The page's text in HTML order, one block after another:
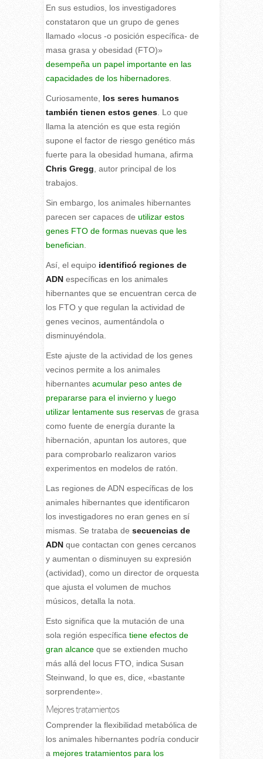
En sus estudios, los investigadores
constataron que un grupo de genes
llamado «locus -o posición específica- de
masa grasa y obesidad (FTO)»
desempeña un papel importante en las
capacidades de los hibernadores.
Curiosamente,
los seres humanos
también tienen estos genes. Lo que
llama la atención es que esta región
supone el factor de riesgo genético más
fuerte para la obesidad humana, afirma
Chris Gregg , autor principal de los
trabajos.
Sin embargo, los animales hibernantes
parecen ser capaces de utilizar estos
genes FTO de formas nuevas que les
benefician
Así, el equipoidentificó regiones de
ADNespecíficas en los animales
hibernantes que se encuentran cerca de
los FTO y que regulan la actividad de
genes vecinos, aumentándola o
disminuyéndola.
Este ajuste de la actividad de los genes
vecinos permite a los animales
hibernantesacumular peso antes de
prepararse para el invierno y luego
utilizar lentamente sus reservasde grasa
como fuente de energía durante la
hibernación, apuntan los autores, que
para comprobarlo realizaron varios
experimentos en modelos de ratón.
Las regiones de ADN específicas de los
animales hibernantes que identificaron
los investigadores no eran genes en sí
mismas. Se trataba de secuencias de
ADNque contactan con genes cercanos
y aumentan o disminuyen su expresión
(actividad), como un director de orquesta
que ajusta el volumen de muchos
músicos, detalla la nota.
Esto significa que la mutación de una
sola región específica tiene efectos de
gran alcanceque se extienden mucho
más allá del locus FTO, indica Susan
Steinwand, lo que es, dice, «bastante
sorprendente».
Mejores tratamientos
Comprender la flexibilidad metabólica de
los animales hibernantes podría conducir
a mejores tratamientos para los